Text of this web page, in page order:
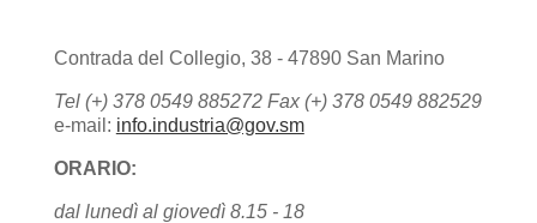
Contrada del Collegio, 38 - 47890 San Marino
Tel (+) 378 0549 885272 Fax (+) 378 0549 882529
e-mail: info.industria@gov.sm
ORARIO:
dal lunedì al giovedì 8.15 - 18